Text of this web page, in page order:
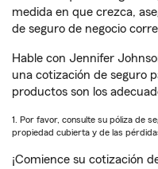
medida en que crezca,
de seguro de negocio
Hable con Jennifer
una cotización de seguro
productos son los
1. Por favor, consulte su póliza de
propiedad cubierta y de las
¡Comience su cotización